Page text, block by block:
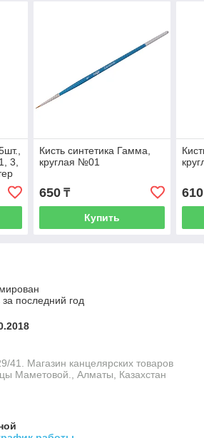
3,
Кисть синтетика Гамма,
круглая №01
650₸
Купить
610
последний год
41. Магазин канцелярских товаров
Маметовой., Алматы, Казахстан